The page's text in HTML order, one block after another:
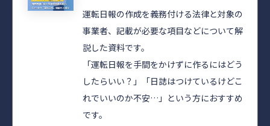
運転日報の作成を義務付ける法律と対象の
事業者、記載が必要な項目などについて解
説した資料です。
「運転日報を手間をかけずに作るにはどう
したらいい？」「日誌はつけているけどこ
れでいいのか不安…」という方におすすめ
です。